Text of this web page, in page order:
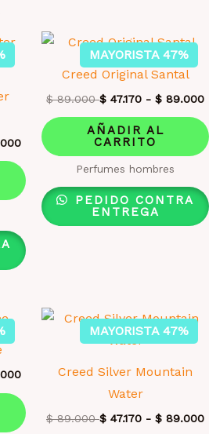
MAYORISTA 47%
Creed Original Santal
$89.000 $ 47.170 - $ 89.000
AÑADIR AL
CARRITO
Perfumes hombres
PEDIDO CONTRA
ENTREGA
MAYORISTA 47%
Creed Silver Mountain
Water
$89.000 $ 47.170 - $ 89.000